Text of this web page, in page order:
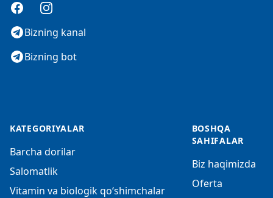
FacebookInstagram
Bizning kanal
Bizning bot
KATEGORIYALAR
Barcha dorilar
Salomatlik
Vitamin va biologik qo‘shimchalar
BOSHQA
SAHIFALAR
Biz haqimizda
Oferta